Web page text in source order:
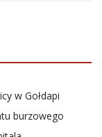
w Gołdapi
burzowego